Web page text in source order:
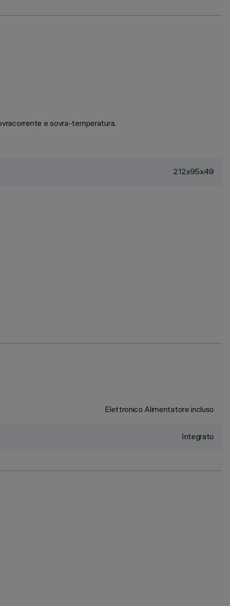
e sovra-temperatura.
212x95x49
Elettronico Alimentatore incluso
Integrato